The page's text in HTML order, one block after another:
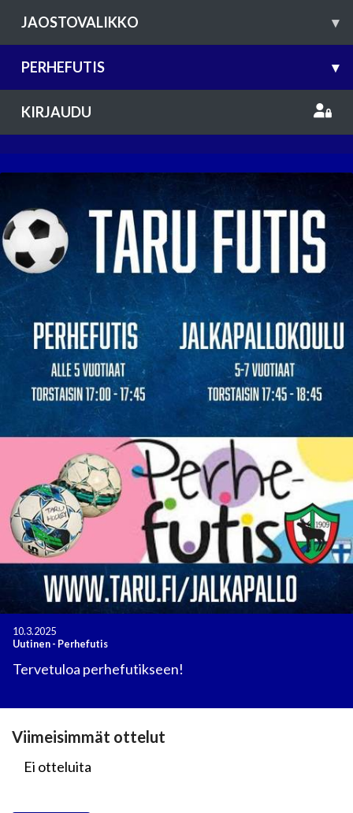
JAOSTOVALIKKO ▾
PERHEFUTIS ▾
KIRJAUDU
10.3.2025
Uutinen- Perhefutis
Tervetuloa perhefutikseen!
Viimeisimmät ottelut
Ei otteluita